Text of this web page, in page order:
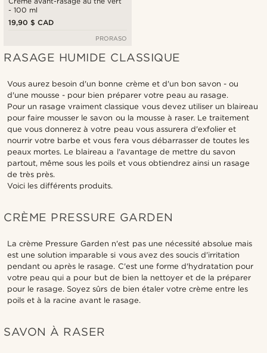
- 100 ml
19,90 $ CAD
PRORASO
RASAGE HUMIDE CLASSIQUE
Vous aurez besoin d'un bonne crème et d'un bon savon - ou
d'une mousse - pour bien préparer votre peau au rasage.
Pour un rasage vraiment classique vous devez utiliser un blaireau
pour faire mousser le savon ou la mousse à raser. Le traitement
que vous donnerez à votre peau vous assurera d'exfolier et
nourrir votre barbe et vous fera vous débarrasser de toutes les
peaux mortes. Le blaireau a l'avantage de mettre du savon
partout, même sous les poils et vous obtiendrez ainsi un rasage
de très près.
Voici les différents produits.
CRÈME PRESSURE GARDEN
La crème Pressure Garden n'est pas une nécessité absolue mais
est une solution imparable si vous avez des soucis d'irritation
pendant ou après le rasage. C'est une forme d'hydratation pour
votre peau qui a pour but de bien la nettoyer et de la préparer
pour le rasage. Soyez sûrs de bien étaler votre crème entre les
poils et à la racine avant le rasage.
SAVON À RASER